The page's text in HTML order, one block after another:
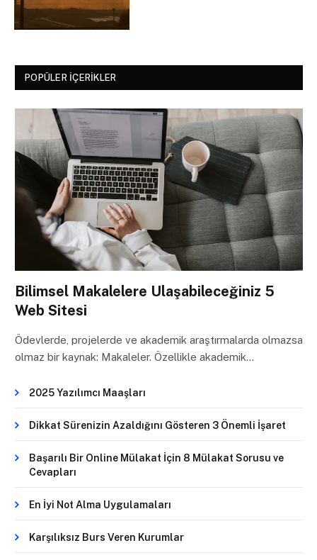
POPÜLER İÇERIKLER
Bilimsel Makalelere Ulaşabileceğiniz 5
Web Sitesi
Ödevlerde, projelerde ve akademik araştırmalarda olmazsa
olmaz bir kaynak: Makaleler. Özellikle akademik…
2025 Yazılımcı Maaşları
Dikkat Sürenizin Azaldığını Gösteren 3 Önemli İşaret
Başarılı Bir Online Mülakat İçin 8 Mülakat Sorusu ve
Cevapları
En İyi Not Alma Uygulamaları
Karşılıksız Burs Veren Kurumlar